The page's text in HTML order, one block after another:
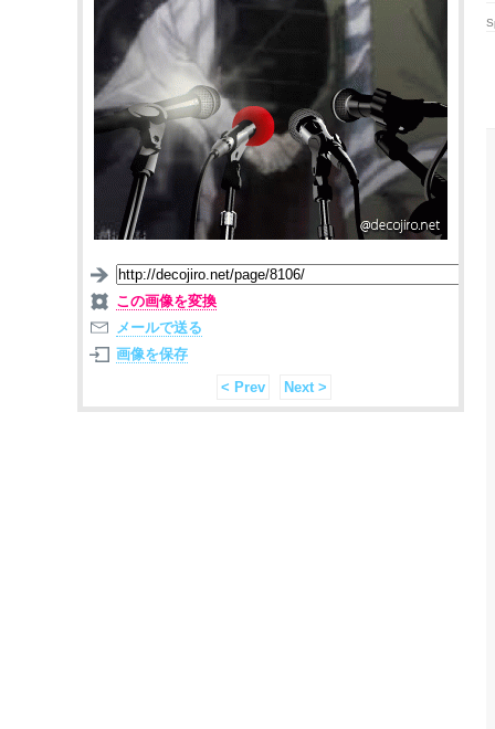
この画像を変換
メールで送る
画像を保存
< Prev
Next >